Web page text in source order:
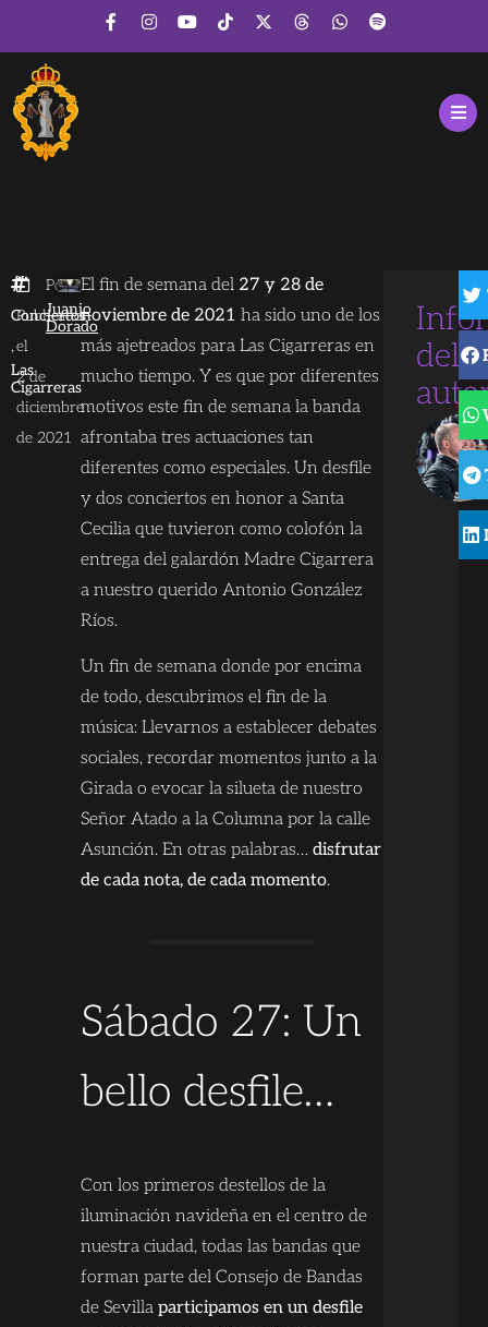
Conciertos
,
Las
Cigarreras
Publicado
el
2 de
diciembre
de 2021
Por
Juanjo
Dorado
El fin de semana del 27 y 28 de
noviembre de 2021 ha sido uno de los
más ajetreados para Las Cigarreras en
mucho tiempo. Y es que por diferentes
motivos este fin de semana la banda
afrontaba tres actuaciones tan
diferentes como especiales. Un desfile
y dos conciertos en honor a Santa
Cecilia que tuvieron como colofón la
entrega del galardón Madre Cigarrera
a nuestro querido Antonio González
Ríos.
Un fin de semana donde por encima
de todo, descubrimos el fin de la
música: Llevarnos a establecer debates
sociales, recordar momentos junto a la
Girada o evocar la silueta de nuestro
Señor Atado a la Columna por la calle
Asunción. En otras palabras…disfrutar
de cada nota, de cada momento.
Sábado 27: Un
bello desfile…
Con los primeros destellos de la
iluminación navideña en el centro de
nuestra ciudad, todas las bandas que
forman parte del Consejo de Bandas
de Sevillaparticipamos en un desfile
del